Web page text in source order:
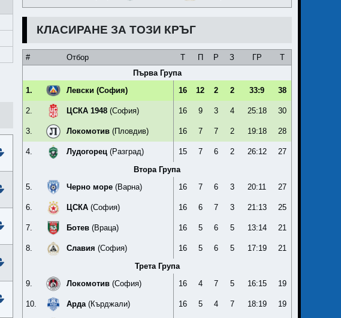
КЛАСИРАНЕ ЗА ТОЗИ КРЪГ
# Отбор Т П Р З ГР
Т
Първа Група
1.
Левски (София) 16 12 2 2 33:9 38
2. ЦСКА 1948 (София) 16 9 3 4 25:18 30
3. Локомотив (Пловдив) 16 7 7 2 19:18 28
4. Лудогорец (Разград) 15 7 6 2 26:12
27
Втора Група
5.
Черно море (Варна) 16 7 6 3 20:11 27
6. ЦСКА (София) 16 6 7 3 21:13 25
7. Ботев (Враца) 16 5 6 5 13:14 21
8. Славия (София) 16 5 6 5 17:19
21
Трета Група
9.
Локомотив (София) 16 4 7 5 16:15 19
10. Арда(Кърджали) 16 5 4 7 18:19 19